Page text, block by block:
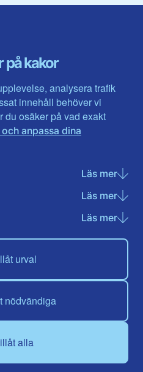
på kakor
analysera trafik
innehåll behöver vi
du osäker på vad exakt
anpassa dina
Läs merom
Läs merom
Läs merom
urval
nödvändiga
alla
Värmlands län
Västerbotten
Västra Götaland
Västernorrland
Västmanland
Örebro län
Östergötland
medier